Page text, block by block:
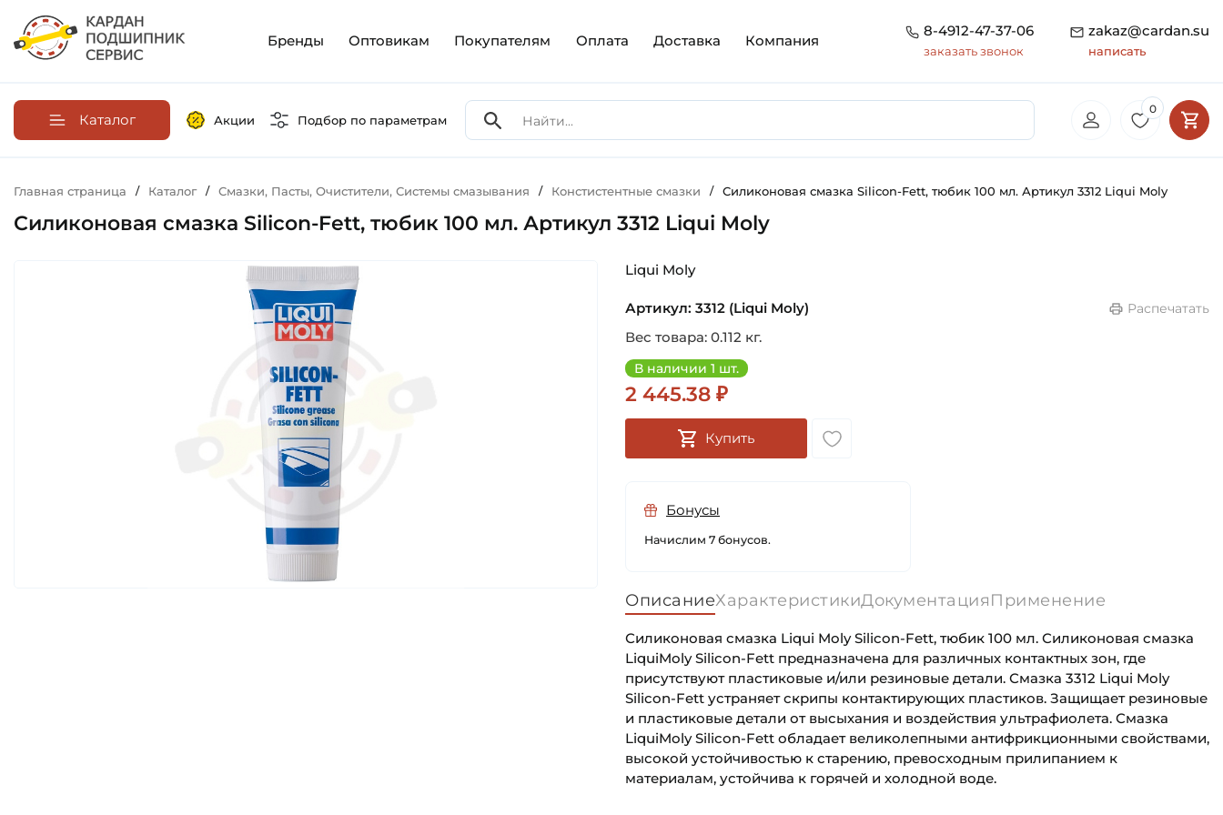
Бренды Оптовикам Покупателям Оплата Доставка Компания
8-4912-47-37-06
заказать звонок
zakaz@cardan.su
написать
Каталог Акции Подбор по параметрам
0
Главная страница / Каталог / Смазки, Пасты, Очистители, Системы смазывания / Констистентные смазки / Силиконовая смазка Silicon-Fett, тюбик 100 мл. Артикул 3312 Liqui Moly
Силиконовая смазка Silicon-Fett, тюбик 100 мл. Артикул 3312 Liqui Moly
Liqui Moly
Артикул: 3312 (Liqui Moly) Распечатать
Вес товара: 0.112 кг.
В наличии 1 шт.
2 445.38 ₽
Купить
Бонусы
Начислим 7 бонусов.
ОписаниеХарактеристики Применение
Документация
Силиконовая смазка Liqui Moly Silicon-Fett, тюбик 100 мл. Силиконовая смазка
LiquiMoly Silicon-Fett предназначена для различных контактных зон, где
присутствуют пластиковые и/или резиновые детали. Смазка 3312 Liqui Moly
Silicon-Fett устраняет скрипы контактирующих пластиков. Защищает резиновые
и пластиковые детали от высыхания и воздействия ультрафиолета. Смазка
LiquiMoly Silicon-Fett обладает великолепными антифрикционными свойствами,
высокой устойчивостью к старению, превосходным прилипанием к
материалам, устойчива к горячей и холодной воде.